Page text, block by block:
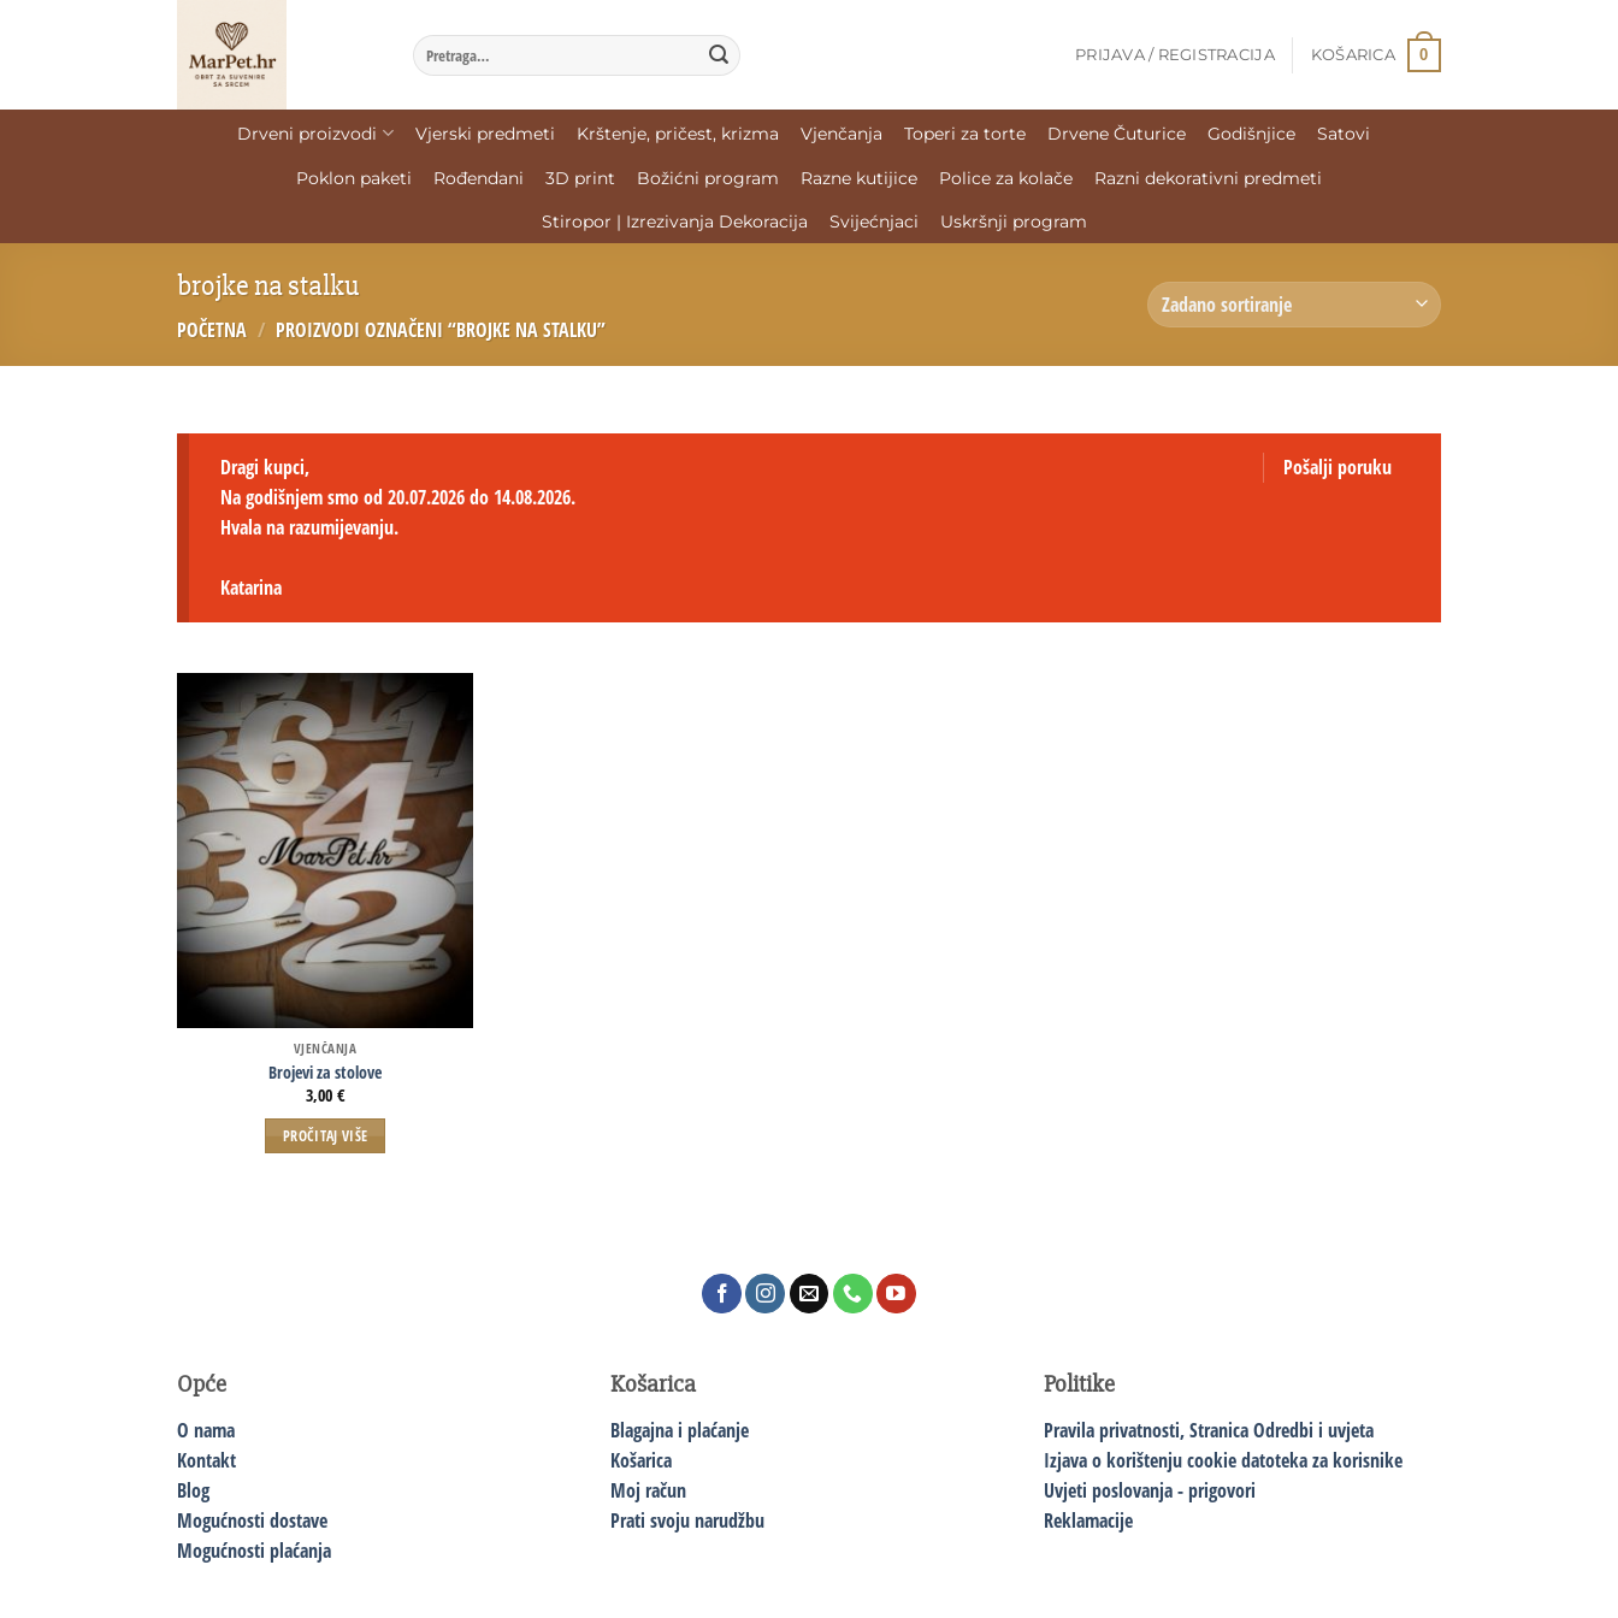
PRIJAVA / REGISTRACIJA KOŠARICA 0
Drveni proizvodi Vjerski predmeti Krštenje, pričest, krizma Vjenčanja Toperi za torte Drvene Čuturice Godišnjice Satovi
Poklon paketi Rođendani 3D print Božićni program Razne kutijice Police za kolače
Razni dekorativni predmeti
Stiropor | Izrezivanja Dekoracija
Svijećnjaci Uskršnji program
brojke na stalku
POČETNA / PROIZVODI OZNAČENI “BROJKE NA STALKU”
Pošalji poruku
Dragi kupci,
Na godišnjem smo od 20.07.2026 do 14.08.2026.
Hvala na razumijevanju.
Katarina
VJENČANJA
Brojevi za stolove
3,00€
PROČITAJ VIŠE
Opće
O nama
Kontakt
Blog
Mogućnosti dostave
Mogućnosti plaćanja
Košarica
Blagajna i plaćanje
Košarica
Moj račun
Prati svoju narudžbu
Politike
Pravila privatnosti,Stranica Odredbi i uvjeta
Izjava o korištenju cookie datoteka za korisnike
Uvjeti poslovanja - prigovori
Reklamacije